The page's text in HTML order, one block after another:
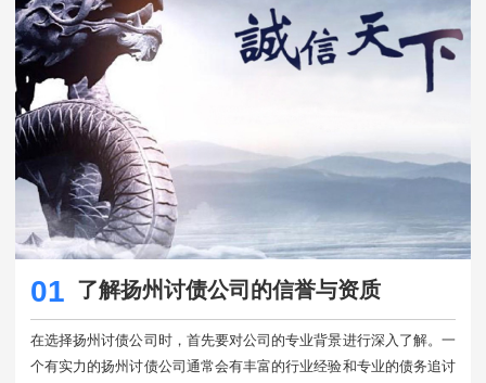
01 了解扬州讨债公司的信誉与资质
在选择扬州讨债公司时，首先要对公司的专业背景进行深入了解。一
个有实力的扬州讨债公司通常会有丰富的行业经验和专业的债务追讨